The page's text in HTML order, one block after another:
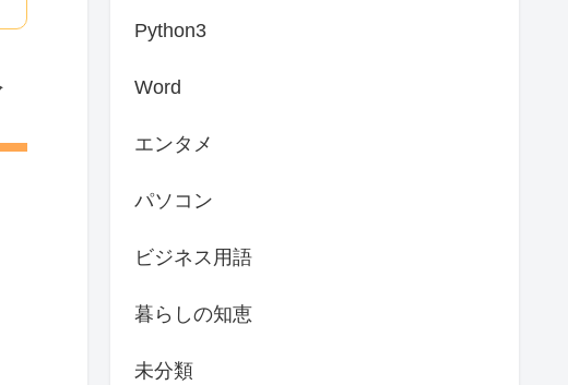
Python3
Word
エンタメ
パソコン
ビジネス用語
暮らしの知恵
未分類